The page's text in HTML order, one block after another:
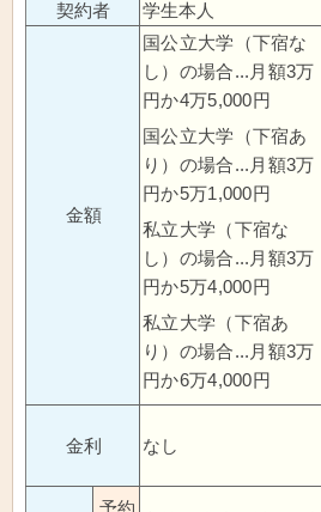
契約者 学生本人
金額
国公立大学（下宿な
し）の場合...月額3万
円か4万5,000円
国公立大学（下宿あ
り）の場合...月額3万
円か5万1,000円
私立大学（下宿な
し）の場合...月額3万
円か5万4,000円
私立大学（下宿あ
り）の場合...月額3万
円か6万4,000円
金利 なし